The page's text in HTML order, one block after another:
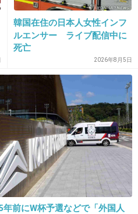
ﾅｰだけじゃなくｼｬﾄﾞｳからしっ
とが重要ですよね！
なってるﾀｲﾌﾟで使いやすくて滲
も色がくすまなくて良かっ
ｰｼｬﾄﾞｰ！で、併せて使ってる
ﾅｰ！この２つ組み合わせて使
韓国在住の日本人女性インフ
ルエンサー ライブ配信中に
死亡
2026年8月5日
前にW杯予選などで「外国人